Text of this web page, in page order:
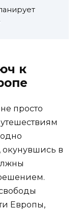
к
просто
в
Европы,